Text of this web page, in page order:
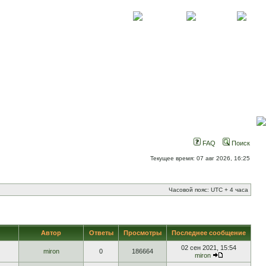
FAQ Поиск
Текущее время: 07 авг 2026, 16:25
Часовой пояс: UTC + 4 часа
Автор Ответы Просмотры Последнее сообщение
miron 0 186664
02 сен 2021, 15:54
miron